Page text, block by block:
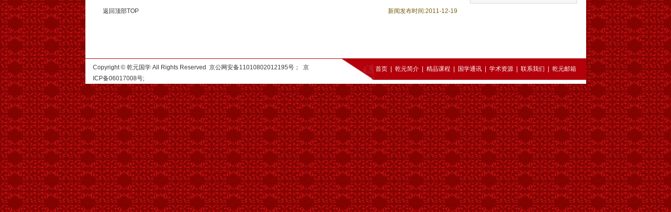
新闻发布时间:2011-12-19
返回顶部TOP
Copyright © 乾元国学 All Rights Reserved 京公网安备11010802012195号； 京
ICP备06017008号;
首页| 乾元简介| 精品课程 国学通讯| 学术资源| 联系我们 乾元邮箱